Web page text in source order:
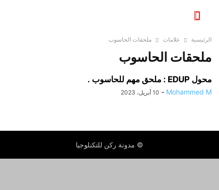
الرئيسية علامات ملحقات الحاسوب
ملحقات الحاسوب
محول EDUP : ملحق مهم للحاسوب .
Mohammed M
- 10 أبريل، 2023
© مدونة ركن للتكنلوجيا